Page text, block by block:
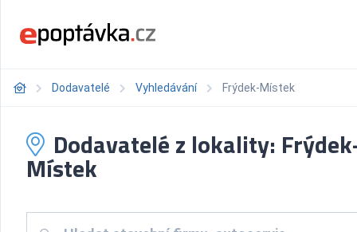
Dodavatelé Vyhledávání Frýdek-Místek
Dodavatelé z lokality:
Místek